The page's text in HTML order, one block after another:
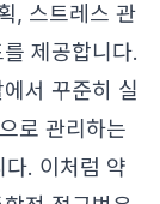
, 스트레스 관
제공합니다.
서 꾸준히 실
로 관리하는
. 이처럼 약